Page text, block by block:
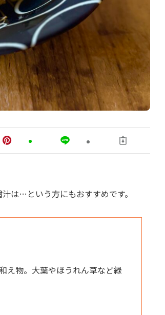
は…という方にもおすすめです。
物。大葉やほうれん草など緑